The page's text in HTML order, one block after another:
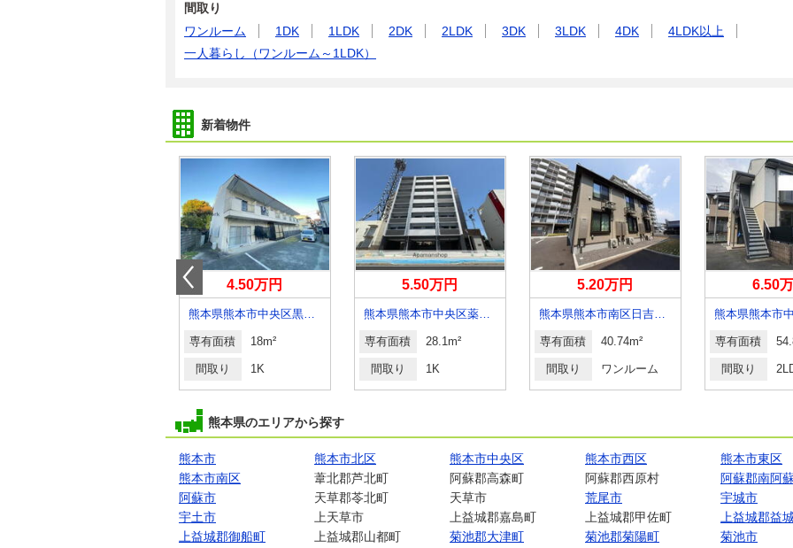
間取り
ワンルーム
1DK 1LDK 2DK 2LDK 3DK 3LDK 4DK
4LDK以上
一人暮らし（ワンルーム～1LDK）
新着物件
4.50万円
熊本県熊本市中央区黒髪２丁目
専有面積 18m²
間取り 1K
5.50万円
熊本県熊本市中央区薬園町
専有面積 28.1m²
間取り 1K
5.20万円
熊本県熊本市南区日吉２丁目
専有面積 40.74m²
間取り ワンルーム
6.50
専有面積
間取り
熊本県のエリアから探す
熊本市 熊本市北区 熊本市中央区 熊本市西区
熊本市東区
熊本市南区
葦北郡芦北町 阿蘇郡高森町 阿蘇郡西原村
阿蘇郡南阿
阿蘇市
天草郡苓北町 天草市 荒尾市
宇城市
宇土市
上天草市 上益城郡嘉島町 上益城郡甲佐町
上益城郡益
上益城郡御船町
上益城郡山都町 菊池郡大津町 菊池郡菊陽町
菊池市